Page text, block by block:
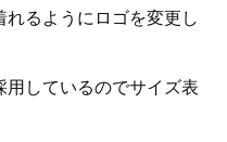
るようにロゴを変更し
しているのでサイズ表